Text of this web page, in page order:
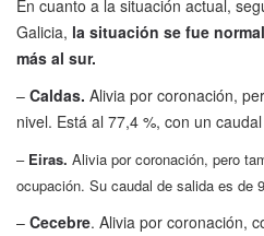
En cuanto a la situación actual,
Galicia, la situación se fue
más al sur.
– Caldas. Alivia por coronación,
nivel. Está al 77,4 %, con un
–Eiras. Alivia por coronación, pero
ocupación. Su caudal de salida es de
– Cecebre. Alivia por coronación,